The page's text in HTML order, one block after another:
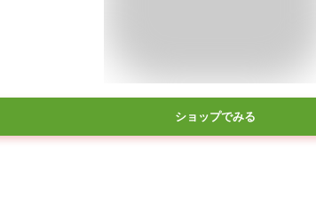
ショップでみる